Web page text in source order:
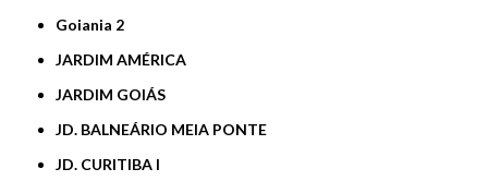
Goiania 2
JARDIM AMÉRICA
JARDIM GOIÁS
JD. BALNEÁRIO MEIA PONTE
JD. CURITIBA I